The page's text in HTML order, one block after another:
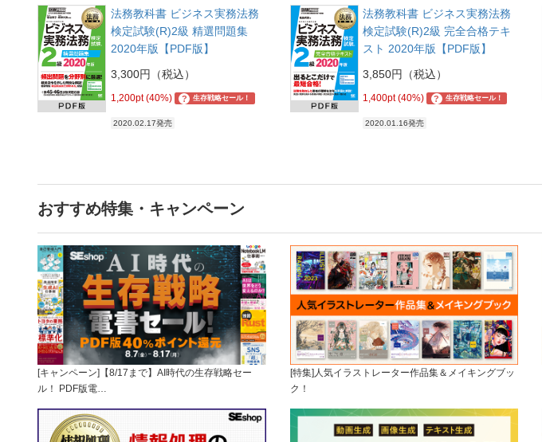
法務教科書 ビジネス実務法務
検定試験(R)2級 精選問題集
2020年版【PDF版】
3,300円（税込）
1,200pt (40%) ? 生存戦略セール！
2020.02.17発売
法務教科書 ビジネス実務法務
検定試験(R)2級 完全合格テキ
スト 2020年版【PDF版】
3,850円（税込）
1,400pt (40%) ? 生存戦略セール！
2020.01.16発売
おすすめ特集・キャンペーン
[キャンペーン]【8/17まで】AI時代の生存戦略セー
ル！ PDF版電…
[特集]人気イラストレーター作品集＆メイキングブッ
ク！